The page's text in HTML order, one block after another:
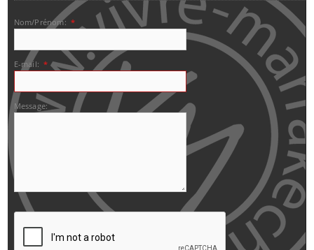
Nom/Prénom: *
E-mail: *
Message: